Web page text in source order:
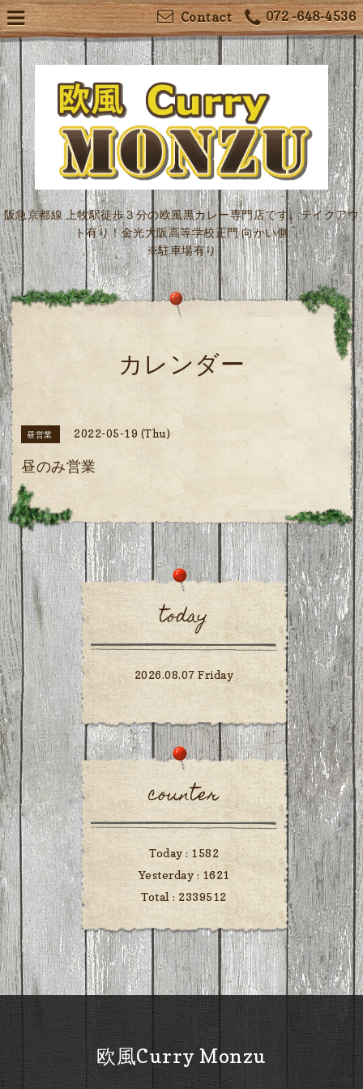
072 -648-4536
Contact
阪急京都線 上牧駅徒歩３分の欧風黒カレー専門店です。テイクアウ
ト有り！金光大阪高等学校正門 向かい側
※駐車場有り
カレンダー
昼営業 2022-05-19 (Thu)
昼のみ営業
today
2026.08.07 Friday
counter
Today : 1582
Yesterday : 1621
Total : 2339512
欧風Curry Monzu